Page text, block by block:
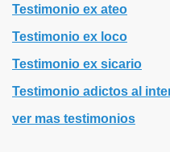
Testimonio ex ateo
Testimonio ex loco
Testimonio ex sicario
Testimonio adictos al
ver mas testimonios